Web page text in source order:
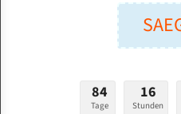
Bandmesser Glatt Meterware
Konvex Meterware
84
Tage
16
Stunden